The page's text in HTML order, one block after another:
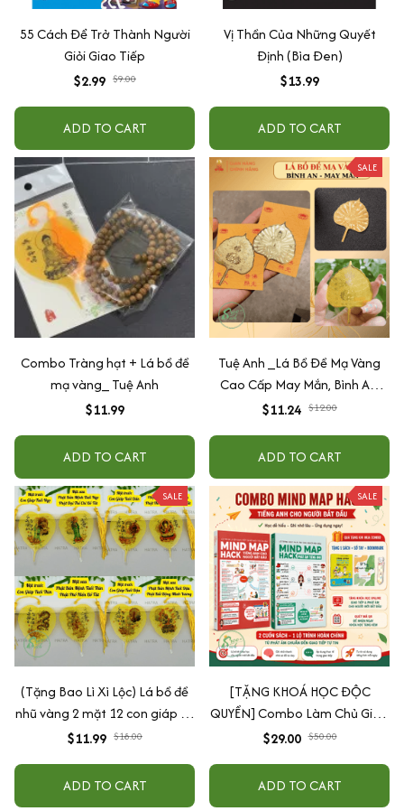
55 Cách Để Trở Thành Người
Giỏi Giao Tiếp
$2.99 $9.00
ADD TO CART
Vị Thần Của Những Quyết
Định (Bìa Đen)
$13.99
ADD TO CART
Combo Tràng hạt + Lá bồ đề
mạ vàng_ Tuệ Anh
$11.99
ADD TO CART
SALE
Tuệ Anh _Lá Bồ Đề Mạ Vàng
Cao Cấp May Mắn, Bình An,
Chiêu Tài Lộc
$11.24 $12.00
ADD TO CART
SALE
(Tặng Bao Lì Xì Lộc) Lá bồ đề
nhũ vàng 2 mặt 12 con giáp và
phật bản mệnh, để ốp lưng
quang
$11.99 $18.00
ADD TO CART
SALE
[TẶNG KHOÁ HỌC ĐỘC
QUYỀN] Combo Làm Chủ Giao
Tiếp: Sách Mindmap Giao Tiếp
Cho Người Mới Bắt Đầu
$29.00 $50.00
ADD TO CART